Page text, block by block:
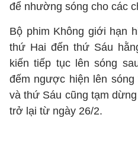
để nhường sóng cho các
Bộ phim Không giới hạn
thứ Hai đến thứ Sáu
kiến tiếp tục lên sóng
đếm ngược hiện lên
và thứ Sáu cũng tạm
trở lại từ ngày 26/2.